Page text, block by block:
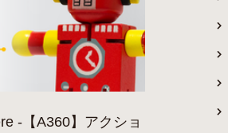
-【A360】アクショ